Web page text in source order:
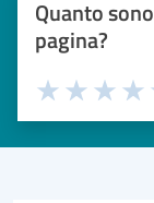
Quanto
pagina?
Valuta
Valuta 2
Valuta 1 stelle